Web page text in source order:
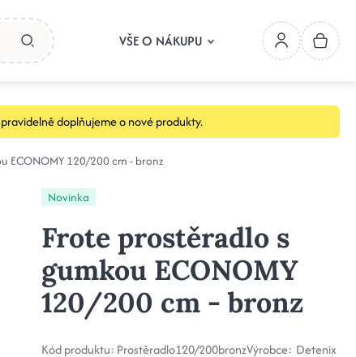
VŠE O NÁKUPU
doplňujeme o nové produkty.
ECONOMY 120/200 cm - bronz
Novinka
Frote prostěradlo s
gumkou ECONOMY
120/200 cm - bronz
Kód produktu: Prostěradlo120/200bronzVýrobce: Detenix